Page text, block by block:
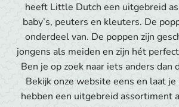
heeft Little Dutch een uitgebreid
baby’s, peuters en kleuters. De
onderdeel van. De poppen zijn
jongens als meiden en zijn hét
Ben je op zoek naar iets anders dan
Bekijk onze website eens en laat
hebben een uitgebreid assortiment